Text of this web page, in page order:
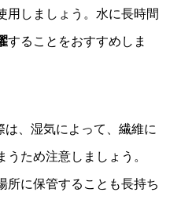
用しましょう。水に長時間
することをおすすめしま
、湿気によって、繊維に
ため注意しましょう。
所に保管することも長持ち